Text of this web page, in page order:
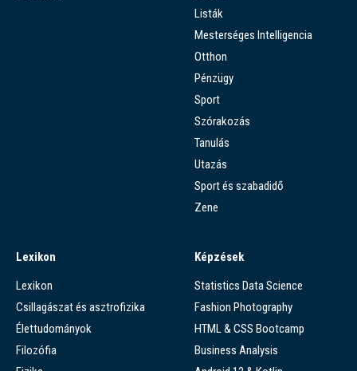
Listák
Mesterséges Intelligencia
Otthon
Pénzügy
Sport
Szórakozás
Tanulás
Utazás
Sport és szabadidő
Zene
Lexikon
Lexikon
Csillagászat és asztrofizika
Élettudományok
Filozófia
Képzések
Statistics Data Science
Fashion Photography
HTML & CSS Bootcamp
Business Analysis